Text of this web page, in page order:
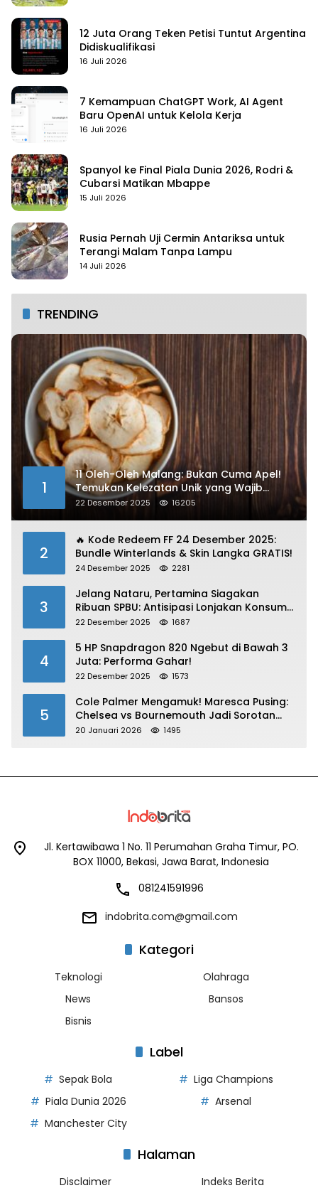
12 Juta Orang Teken Petisi Tuntut Argentina
Didiskualifikasi
16 Juli 2026
7 Kemampuan ChatGPT Work, AI Agent
Baru OpenAI untuk Kelola Kerja
16 Juli 2026
Spanyol ke Final Piala Dunia 2026, Rodri &
Cubarsi Matikan Mbappe
15 Juli 2026
Rusia Pernah Uji Cermin Antariksa untuk
Terangi Malam Tanpa Lampu
14 Juli 2026
TRENDING
1
11 Oleh-Oleh Malang: Bukan Cuma Apel!
Temukan Kelezatan Unik yang Wajib
Dibawa
22 Desember 2025 16205
2
🔥 Kode Redeem FF 24 Desember 2025:
Bundle Winterlands & Skin Langka GRATIS!
24 Desember 2025 2281
3
Jelang Nataru, Pertamina Siagakan
Ribuan SPBU: Antisipasi Lonjakan Konsumsi
BBM dan LPG!
22 Desember 2025 1687
4
5 HP Snapdragon 820 Ngebut di Bawah 3
Juta: Performa Gahar!
22 Desember 2025 1573
5
Cole Palmer Mengamuk! Maresca Pusing:
Chelsea vs Bournemouth Jadi Sorotan
Utama
20 Januari 2026 1495
Jl. Kertawibawa 1 No. 11 Perumahan Graha Timur, PO.
BOX 11000, Bekasi, Jawa Barat, Indonesia
081241591996
indobrita.com@gmail.com
Kategori
Teknologi
Olahraga
News
Bansos
Bisnis
Label
Sepak Bola
Liga Champions
Piala Dunia 2026
Arsenal
Manchester City
Halaman
Disclaimer Indeks Berita